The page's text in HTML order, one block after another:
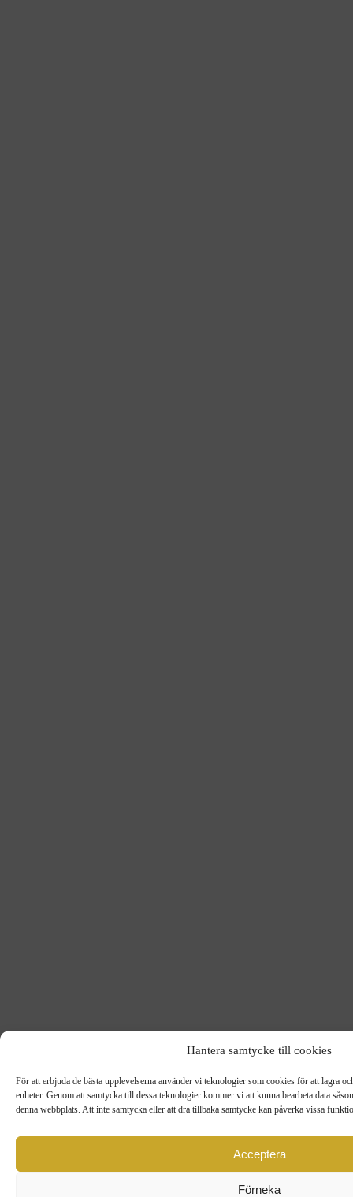
Hantera samtycke till cookies
För att erbjuda de bästa upplevelserna använder vi teknologier som cookies för att lagra
enheter. Genom att samtycka till dessa teknologier kommer vi att kunna bearbeta data
denna webbplats. Att inte samtycka eller att dra tillbaka samtycke kan påverka vissa
Acceptera
Förneka